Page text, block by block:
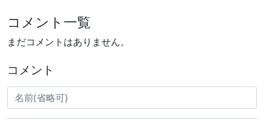
コメント一覧
まだコメントはありません。
コメント